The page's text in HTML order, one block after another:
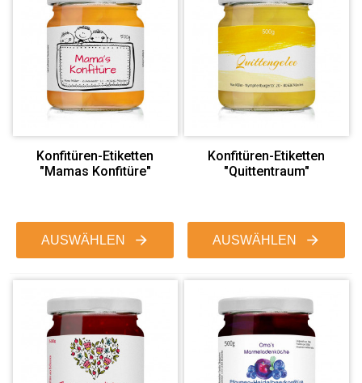
Konfitüren-Etiketten
"Mamas Konfitüre"
AUSWÄHLEN
Konfitüren-Etiketten
"Quittentraum"
AUSWÄHLEN